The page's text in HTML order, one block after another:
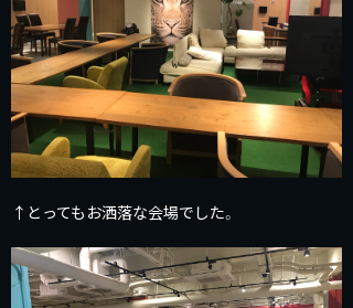
↑とってもお洒落な会場でした。